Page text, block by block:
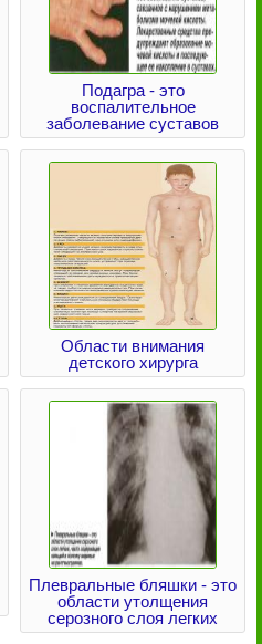
Подагра - это
воспалительное
заболевание суставов
Области внимания
детского хирурга
Плевральные бляшки - это
области утолщения
серозного слоя легких